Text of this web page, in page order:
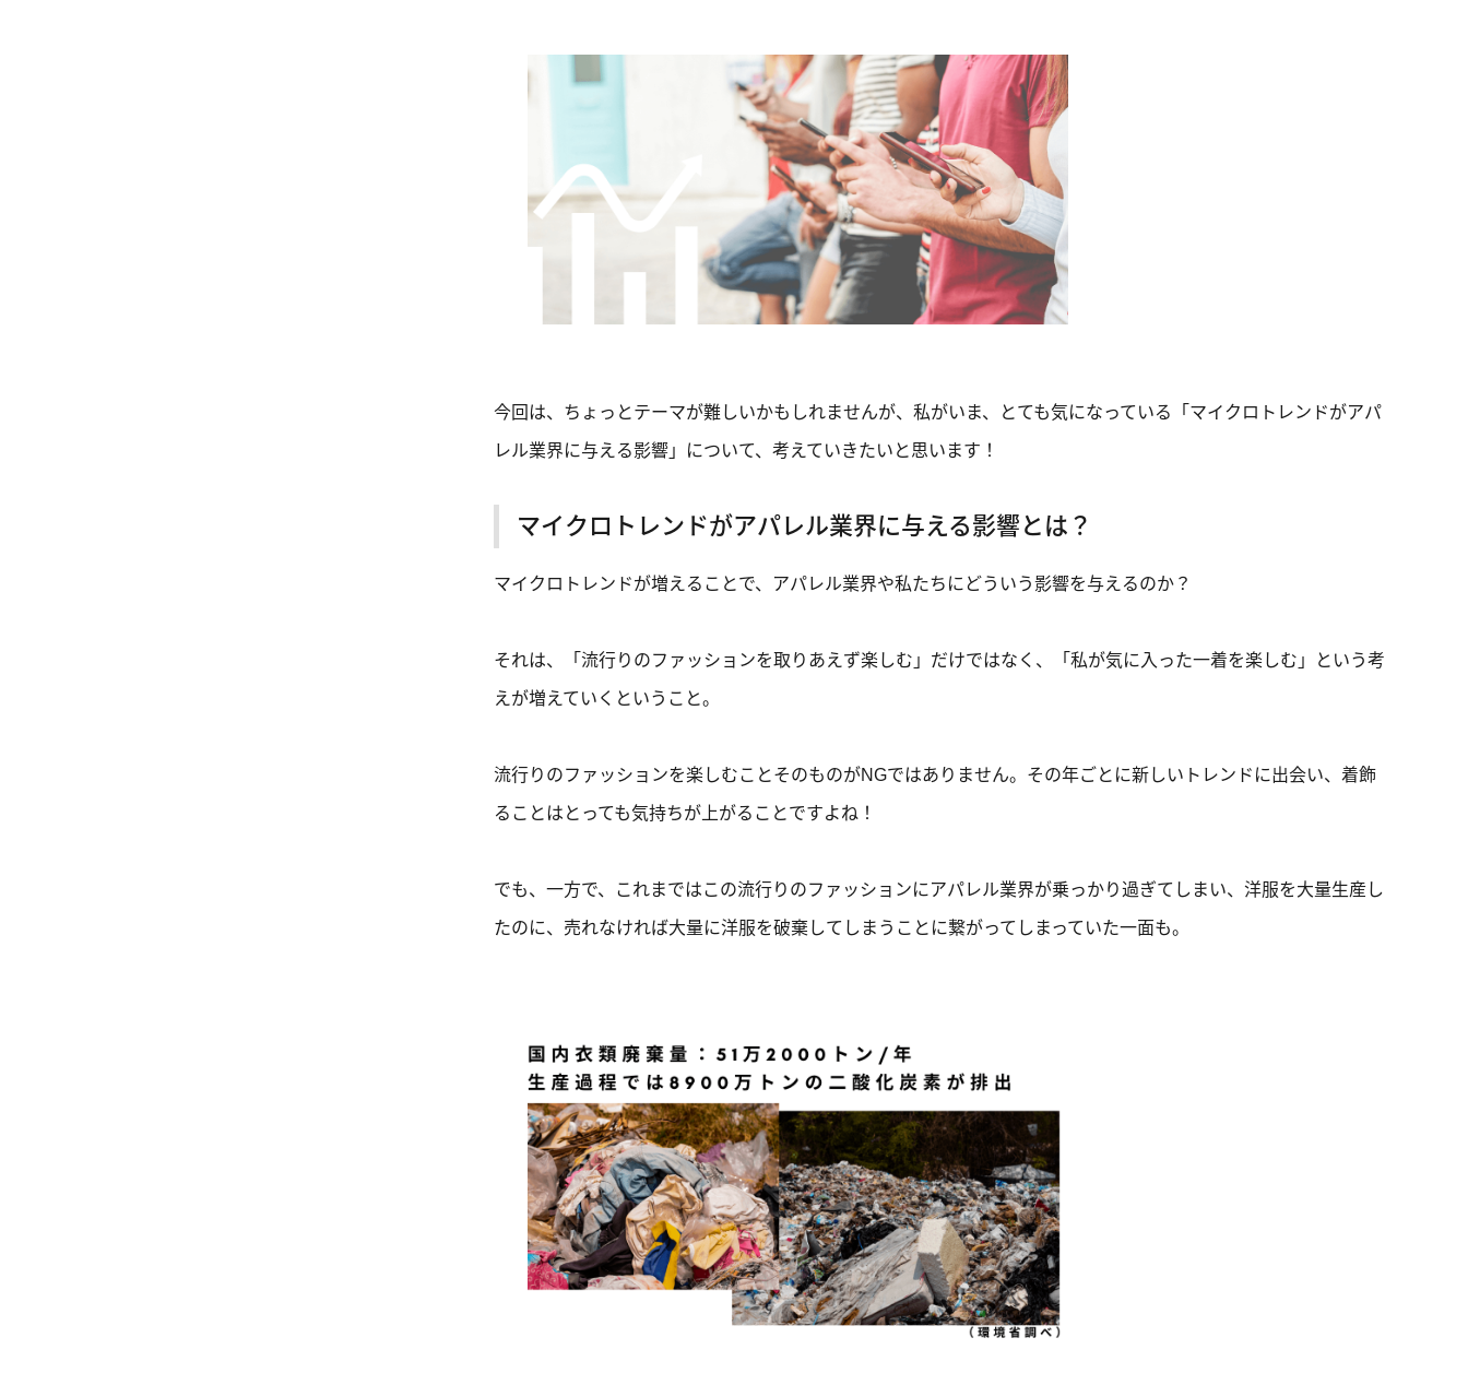
今回は、ちょっとテーマが難しいかもしれませんが、私がいま、とても気になっている「マイクロトレンドがアパ
レル業界に与える影響」について、考えていきたいと思います！
マイクロトレンドがアパレル業界に与える影響とは？
マイクロトレンドが増えることで、アパレル業界や私たちにどういう影響を与えるのか？
それは、「流行りのファッションを取りあえず楽しむ」だけではなく、「私が気に入った一着を楽しむ」という考
えが増えていくということ。
流行りのファッションを楽しむことそのものがNGではありません。その年ごとに新しいトレンドに出会い、着飾
ることはとっても気持ちが上がることですよね！
でも、一方で、これまではこの流行りのファッションにアパレル業界が乗っかり過ぎてしまい、洋服を大量生産し
たのに、売れなければ大量に洋服を破棄してしまうことに繋がってしまっていた一面も。